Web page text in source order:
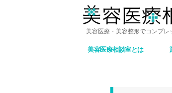
美容医療・美容整形でコンプレ
美容医療相談室とは